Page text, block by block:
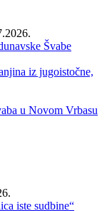
Švabe
iz jugoistočne,
u Novom Vrbasu